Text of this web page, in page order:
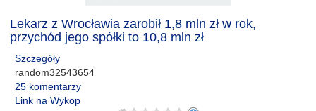
Lekarz z Wrocławia zarobił 1,8 mln zł w rok,
przychód jego spółki to 10,8 mln zł
Szczegóły
random32543654
25 komentarzy
Link na Wykop